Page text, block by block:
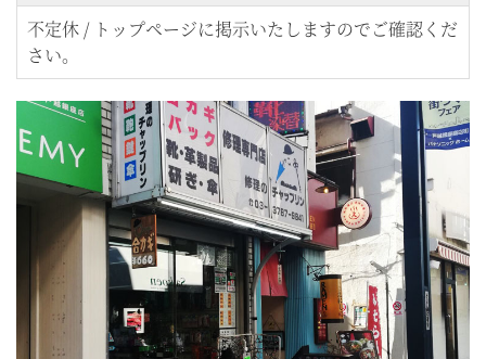
不定休 / トップページに掲示いたしますのでご確認くだ
さい。